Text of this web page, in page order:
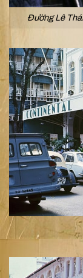
Đường Lê